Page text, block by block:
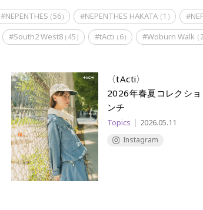
#NEPENTHES（56） #NEPENTHES HAKATA（1）
#South2 West8（45） #tActi（6） #Woburn Walk（2
〈tActi〉
2026年春夏コレクシ
ンチ
Topics 2026.05.11
Instagram